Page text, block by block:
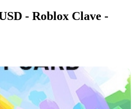
- Roblox Clave -